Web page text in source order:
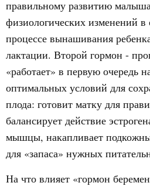
правильному развитию
физиологических изменений
процессе вынашивания
лактации. Второй гормон -
«работает» в первую очередь
оптимальных условий для
плода: готовит матку для
балансирует действие
мышцы, накапливает
для «запаса» нужных
На что влияет «гормон